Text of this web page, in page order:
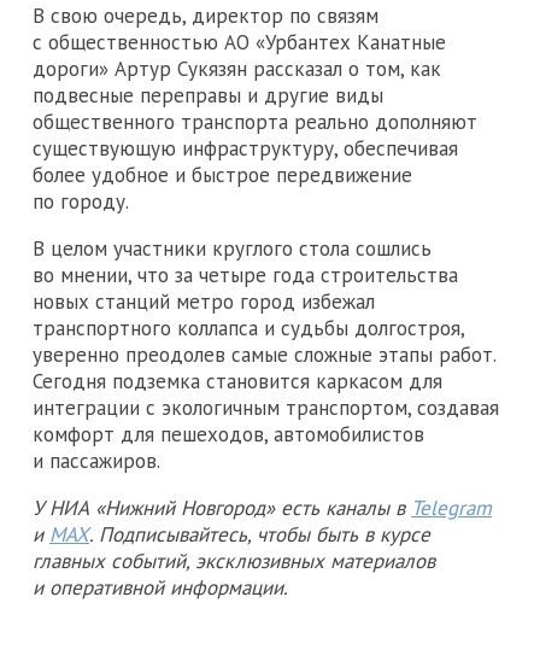
В свою очередь, директор по связям
с общественностью АО «Урбантех Канатные
дороги» Артур Сукязян рассказал о том, как
подвесные переправы и другие виды
общественного транспорта реально дополняют
существующую инфраструктуру, обеспечивая
более удобное и быстрое передвижение
по городу.
В целом участники круглого стола сошлись
во мнении, что за четыре года строительства
новых станций метро город избежал
транспортного коллапса и судьбы долгостроя,
уверенно преодолев самые сложные этапы работ.
Сегодня подземка становится каркасом для
интеграции с экологичным транспортом, создавая
комфорт для пешеходов, автомобилистов
и пассажиров.
У НИА «Нижний Новгород» есть каналы в Telegram
и MAX. Подписывайтесь, чтобы быть в курсе
главных событий, эксклюзивных материалов
и оперативной информации.